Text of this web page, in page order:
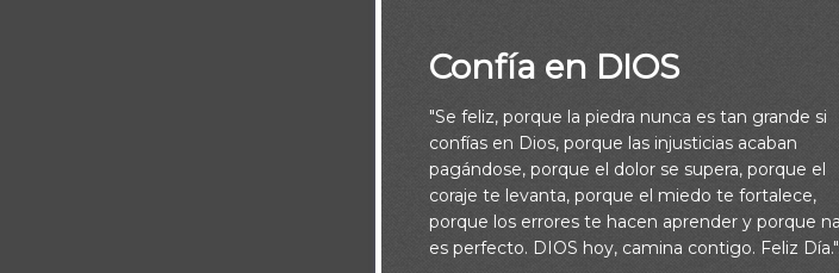
Confía en DIOS
"Se feliz, porque la piedra nunca es tan grande si
confías en Dios, porque las injusticias acaban
pagándose, porque el dolor se supera, porque el
coraje te levanta, porque el miedo te fortalece,
porque los errores te hacen aprender y porque
es perfecto. DIOS hoy, camina contigo. Feliz Día."